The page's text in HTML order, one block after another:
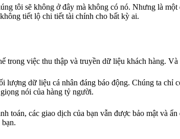
tôi sẽ không ở đây mà không có nó. Nhưng là
tiết lộ chi tiết tài chính cho bất kỳ ai.
trong việc thu thập và truyền dữ liệu khách hàng.
lượng dữ liệu cá nhân đáng báo động. Chúng ta chỉ
nói của hàng tỷ người.
toán, các giao dịch của bạn vẫn được bảo mật và